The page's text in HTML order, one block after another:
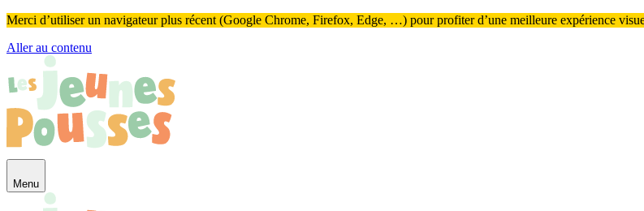
Merci d’utiliser un navigateur plus récent (Google Chrome, Firefox, Edge, …) pour profiter d’une meilleure expérience
Aller au contenu
Menu